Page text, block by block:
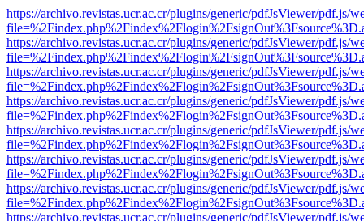
https://archivo.revistas.ucr.ac.cr/plugins/generic/pdfJsViewer/pdf.js/
https://archivo.revistas.ucr.ac.cr/plugins/generic/pdfJsViewer/pdf.js/
https://archivo.revistas.ucr.ac.cr/plugins/generic/pdfJsViewer/pdf.js/
https://archivo.revistas.ucr.ac.cr/plugins/generic/pdfJsViewer/pdf.js/
https://archivo.revistas.ucr.ac.cr/plugins/generic/pdfJsViewer/pdf.js/
https://archivo.revistas.ucr.ac.cr/plugins/generic/pdfJsViewer/pdf.js/
https://archivo.revistas.ucr.ac.cr/plugins/generic/pdfJsViewer/pdf.js/
https://archivo.revistas.ucr.ac.cr/plugins/generic/pdfJsViewer/pdf.js/